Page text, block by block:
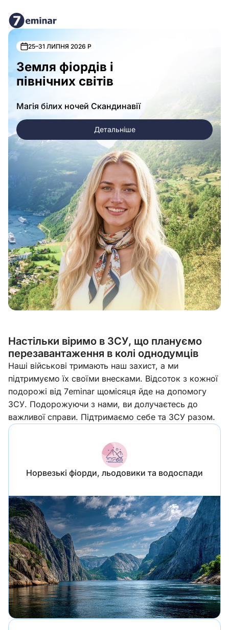
25–31 ЛИПНЯ 2026 Р
Земля фіордів і
північних світів
Магія білих ночей Скандинавії
Детальніше
Настільки віримо в ЗСУ, що плануємо
перезавантаження в колі однодумців
Наші військові тримають наш захист, а ми
підтримуємо їх своїми внесками. Відсоток з кожної
подорожі від 7eminar щомісяця йде на допомогу
ЗСУ. Подорожуючи з нами, ви долучаєтесь до
важливої справи. Підтримаємо себе та ЗСУ разом.
Норвезькі фіорди, льодовики та водоспади